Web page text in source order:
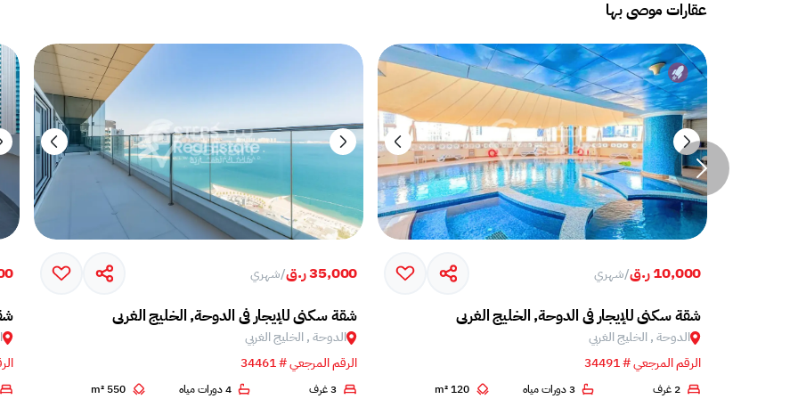
عقارات موصى بها
10,000 ر.ق /شهري
شقة سكني للإيجار في الدوحة, الخليج الغربي
الدوحة , الخليج الغربي
الرقم المرجعي # 34491
2 غرف 3 دورات مياه 120 m²
35,000 ر.ق /شهري
شقة سكني للإيجار في الدوحة, الخليج الغربي
الدوحة , الخليج الغربي
الرقم المرجعي # 34461
3 غرف 4 دورات مياه 550 m²